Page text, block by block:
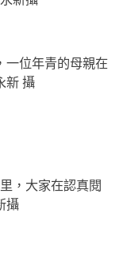
一位年青的母親在
新 攝